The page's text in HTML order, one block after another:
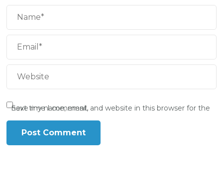
Save my name, email, and website in this browser for the next time I comment.